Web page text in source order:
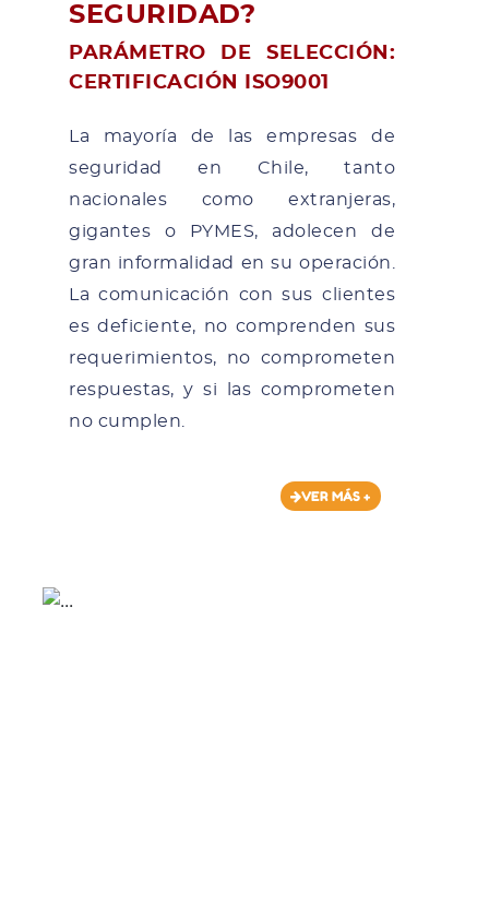
SEGURIDAD?
PARÁMETRO DE SELECCIÓN:
CERTIFICACIÓN ISO9001
La mayoría de las empresas de
seguridad en Chile, tanto
nacionales como extranjeras,
gigantes o PYMES, adolecen de
gran informalidad en su operación.
La comunicación con sus clientes
es deficiente, no comprenden sus
requerimientos, no comprometen
respuestas, y si las comprometen
no cumplen.
VER MÁS +